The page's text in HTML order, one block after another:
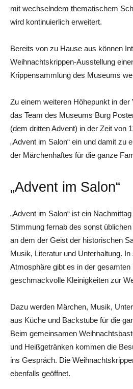
mit wechselndem thematischem
wird kontinuierlich erweitert.
Bereits von zu Hause aus können
Weihnachtskrippen-Ausstellung
Krippensammlung des Museums
Zu einem weiteren Höhepunkt in
das Team des Museums Burg
(dem dritten Advent) in der Zeit von
„Advent im Salon“ ein und damit zu
der Märchenhaftes für die ganze
„Advent im Salon“
„Advent im Salon“ ist ein
Stimmung fernab des sonst
an dem der Geist der historischen
Musik, Literatur und Unterhaltung.
Atmosphäre gibt es in der
geschmackvolle Kleinigkeiten zur
Dazu werden Märchen, Musik,
aus Küche und Backstube für die
Beim gemeinsamen
und Heißgetränken kommen die
ins Gespräch. Die
ebenfalls geöffnet.